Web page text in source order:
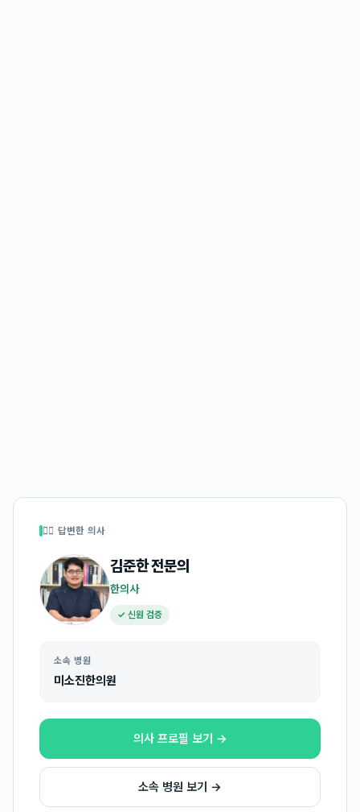
👩‍⚕️ 답변한 의사
김준한전문의
한의사
✓ 신원 검증
소속 병원
미소진한의원
의사 프로필 보기 →
소속 병원 보기 →